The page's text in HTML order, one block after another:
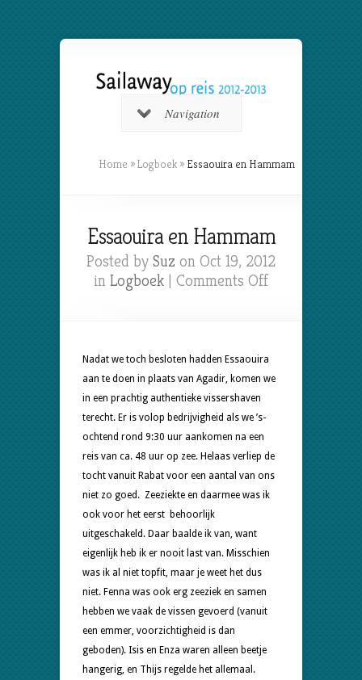
Navigation
Home »Logboek » Essaouira en Hammam
Essaouira en Hammam
Posted by Suz on Oct 19, 2012
in Logboek | Comments Offon
Nadat we toch besloten hadden Essaouira
aan te doen in plaats van Agadir, komen we
in een prachtig authentieke vissershaven
terecht. Er is volop bedrijvigheid als we ’s-
ochtend rond 9:30 uur aankomen na een
reis van ca. 48 uur op zee. Helaas verliep de
tocht vanuit Rabat voor een aantal van ons
niet zo goed. Zeeziekte en daarmee was ik
ook voor het eerst behoorlijk
uitgeschakeld. Daar baalde ik van, want
eigenlijk heb ik er nooit last van. Misschien
was ik al niet topfit, maar je weet het dus
niet. Fenna was ook erg zeeziek en samen
hebben we vaak de vissen gevoerd (vanuit
een emmer, voorzichtigheid is dan
geboden). Isis en Enza waren alleen beetje
hangerig, en Thijs regelde het allemaal.